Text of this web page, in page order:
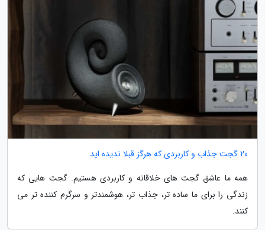
20 گجت جذاب و کاربردی که هرگز قبلا ندیده اید
همه ما عاشق گجت های خلاقانه و کاربردی هستیم. گجت هایی که
زندگی را برای ما ساده تر، جذاب تر، هوشمندتر و سرگرم کننده تر می
کنند.